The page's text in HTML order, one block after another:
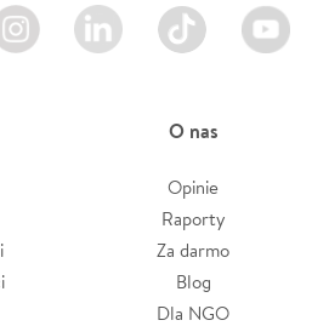
LinkedIn TikTok Youtube
O nas
Opinie
Raporty
Za darmo
Blog
Dla NGO